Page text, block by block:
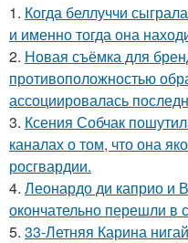
1. Когда беллуччи
и именно тогда она
2. Новая съёмка для
противоположностью
ассоциировалась
3. Ксения Собчак
каналах о том, что она
росгвардии.
4. Леонардо ди каприо и
окончательно перешли в
5. 33-Летняя Карина